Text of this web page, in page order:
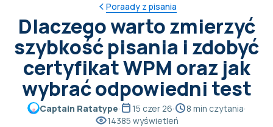
Poraady z pisania
Dlaczego warto zmierzyć
szybkość pisania i zdobyć
certyfikat WPM oraz jak
wybrać odpowiedni test
Captain Ratatype· 15 czer 26· 8 min czytania·
14385 wyświetleń